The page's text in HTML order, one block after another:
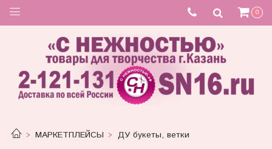
0
МАРКЕТПЛЕЙСЫ ДУ букеты, ветки